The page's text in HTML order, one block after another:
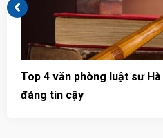
Top 4 văn phòng luật sư
đáng tin cậy